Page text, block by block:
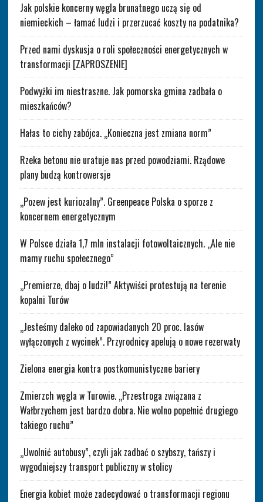
Jak polskie koncerny węgla brunatnego uczą się od
niemieckich – łamać ludzi i przerzucać koszty na podatnika?
Przed nami dyskusja o roli społeczności energetycznych w
transformacji [ZAPROSZENIE]
Podwyżki im niestraszne. Jak pomorska gmina zadbała o
mieszkańców?
Hałas to cichy zabójca. „Konieczna jest zmiana norm”
Rzeka betonu nie uratuje nas przed powodziami. Rządowe
plany budzą kontrowersje
„Pozew jest kuriozalny”. Greenpeace Polska o sporze z
koncernem energetycznym
W Polsce działa 1,7 mln instalacji fotowoltaicznych. „Ale nie
mamy ruchu społecznego”
„Premierze, dbaj o ludzi!” Aktywiści protestują na terenie
kopalni Turów
„Jesteśmy daleko od zapowiadanych 20 proc. lasów
wyłączonych z wycinek”. Przyrodnicy apelują o nowe rezerwaty
Zielona energia kontra postkomunistyczne bariery
Zmierzch węgla w Turowie. „Przestroga związana z
Wałbrzychem jest bardzo dobra. Nie wolno popełnić drugiego
takiego ruchu”
„Uwolnić autobusy”, czyli jak zadbać o szybszy, tańszy i
wygodniejszy transport publiczny w stolicy
Energia kobiet może zadecydować o transformacji regionu